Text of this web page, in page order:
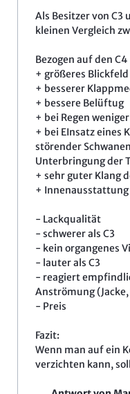
Als Besitzer von C3
kleinen Vergleich
Bezogen auf den C4
+ größeres Blickfeld
+ besserer
+ bessere Belüftug
+ bei Regen
+ bei EInsatz eines
störender
Unterbringung der
+ sehr guter Klang
+
- Lackqualität
- schwerer als C3
- kein organgenes
- lauter als C3
- reagiert
Anströmung
- Preis
Fazit:
Wenn man auf ein
verzichten kann,